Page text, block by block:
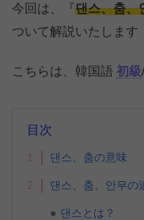
今回は、『댄스、춤、
ついて解説いたします
こちらは、韓国語 初級/
目次
1 댄스、춤の意味
2 댄스、춤、안무の
댄스とは？